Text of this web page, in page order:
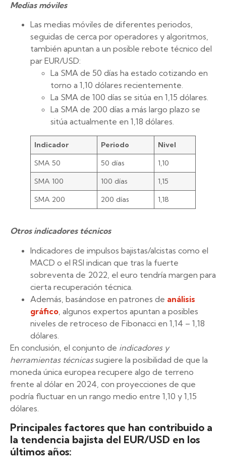
Medias móviles
Las medias móviles de diferentes periodos,
seguidas de cerca por operadores y algoritmos,
también apuntan a un posible rebote técnico del
par EUR/USD:
La SMA de 50 días ha estado cotizando en
torno a 1,10 dólares recientemente.
La SMA de 100 días se sitúa en 1,15 dólares.
La SMA de 200 días a más largo plazo se
sitúa actualmente en 1,18 dólares.
Indicador Periodo
Nivel
SMA 50
50 días
1,10
SMA 100
100 días
1,15
SMA 200
200 días 1,18
Otros indicadores técnicos
Indicadores de impulsos bajistas/alcistas como el
MACD o el RSI indican que tras la fuerte
sobreventa de 2022, el euro tendría margen para
cierta recuperación técnica.
Además, basándose en patrones de análisis
gráfico , algunos expertos apuntan a posibles
niveles de retroceso de Fibonacci en 1,14 – 1,18
dólares.
En conclusión, el conjunto de indicadores y
herramientas técnicassugiere la posibilidad de que la
moneda única europea recupere algo de terreno
frente al dólar en 2024, con proyecciones de que
podría fluctuar en un rango medio entre 1,10 y 1,15
dólares.
Principales factores que han contribuido a
la tendencia bajista del EUR/USD en los
últimos años: